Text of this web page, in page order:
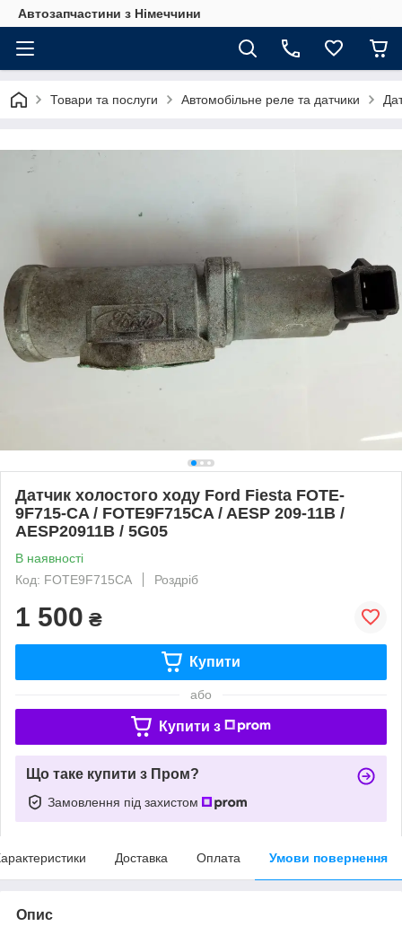
Автозапчастини з Німеччини
Товари та послуги Автомобільне реле та датчики
Датчик холостого ходу Ford Fiesta FOTE-
9F715-CA / FOTE9F715CA / AESP 209-11B /
AESP20911B / 5G05
В наявності
Код: FOTE9F715CA
Роздріб
1 500 ₴
Купити
або
Купити з
Що таке купити з Пром?
Замовлення під захистом
Доставка Оплата Умови повернення
Опис